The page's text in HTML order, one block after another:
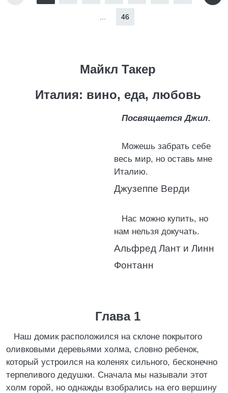
46
Майкл Такер
Италия: вино, еда, любовь
Посвящается Джил.
Можешь забрать себе
весь мир, но оставь мне
Италию.
Джузеппе Верди
Нас можно купить, но
нам нельзя докучать.
Альфред Лант и Линн
Фонтанн
Глава 1
Наш домик расположился на склоне покрытого
оливковыми деревьями холма, словно ребенок,
который устроился на коленях сильного, бесконечно
терпеливого дедушки. Сначала мы называли этот
холм горой, но однажды взобрались на его вершину